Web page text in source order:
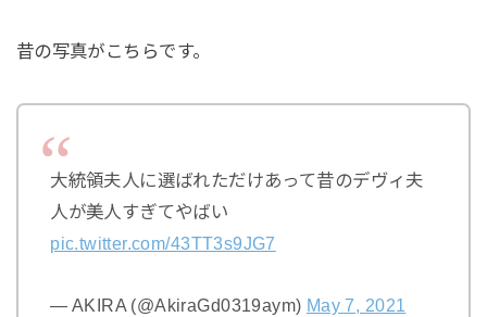
昔の写真がこちらです。
大統領夫人に選ばれただけあって昔のデヴィ夫
人が美人すぎてやばい
pic.twitter.com/43TT3s9JG7
— AKIRA (@AkiraGd0319aym) May 7, 2021